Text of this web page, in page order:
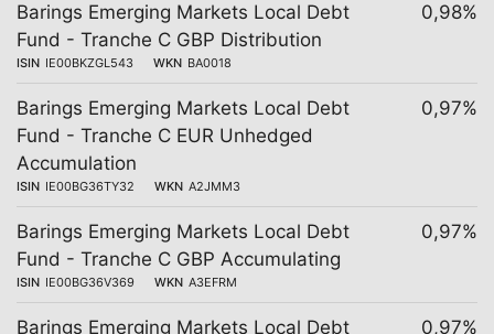
Barings Emerging Markets Local Debt
Fund - Tranche C GBP Distribution
ISIN IE00BKZGL543 WKN BA0018
0,98%
Barings Emerging Markets Local Debt
Fund - Tranche C EUR Unhedged
Accumulation
ISIN IE00BG36TY32 WKN A2JMM3
0,97%
Barings Emerging Markets Local Debt
Fund - Tranche C GBP Accumulating
ISIN IE00BG36V369 WKN A3EFRM
0,97%
Barings Emerging Markets Local Debt
0,97%